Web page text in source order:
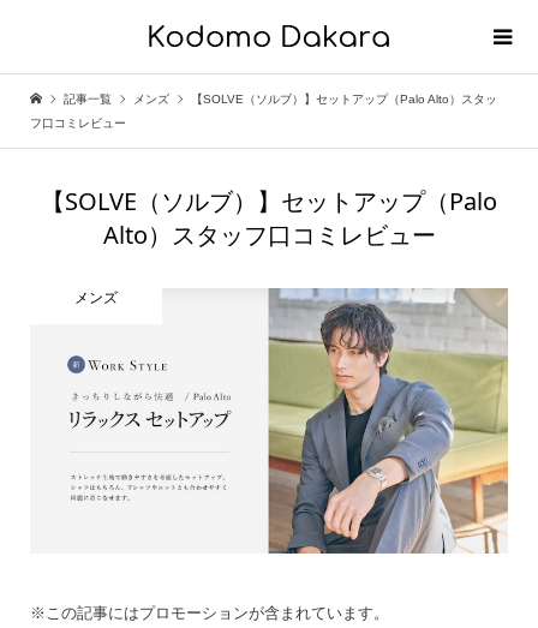
記事一覧 メンズ
【SOLVE（ソルブ）】セットアップ（Palo Alto）スタッ
フ口コミレビュー
【SOLVE（ソルブ）】セットアップ（Palo
Alto）スタッフ口コミレビュー
メンズ
※この記事にはプロモーションが含まれています。